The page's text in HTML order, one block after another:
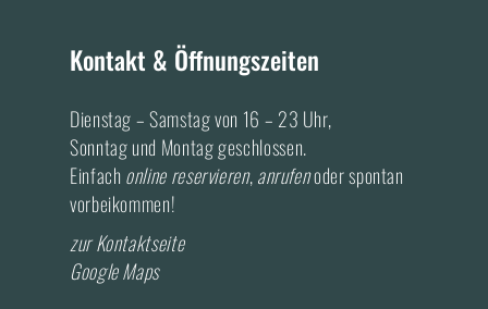
o
u
n
t
Kontakt & Öffnungszeiten
Dienstag – Samstag von 16 – 23 Uhr,
Sonntag und Montag geschlossen.
Einfach online reservieren,anrufenoder spontan
vorbeikommen!
zur Kontaktseite
Google Maps